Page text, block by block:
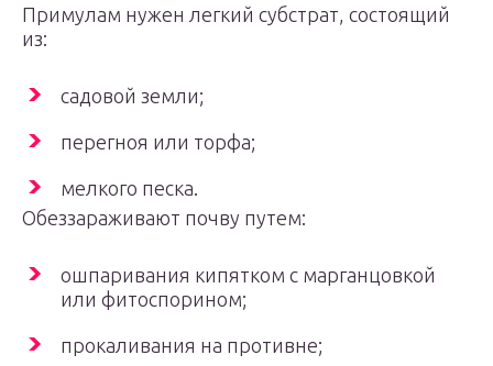
Примулам нужен легкий субстрат, состоящий
из:
садовой земли;
перегноя или торфа;
мелкого песка.
Обеззараживают почву путем:
ошпаривания кипятком с марганцовкой
или фитоспорином;
прокаливания на противне;